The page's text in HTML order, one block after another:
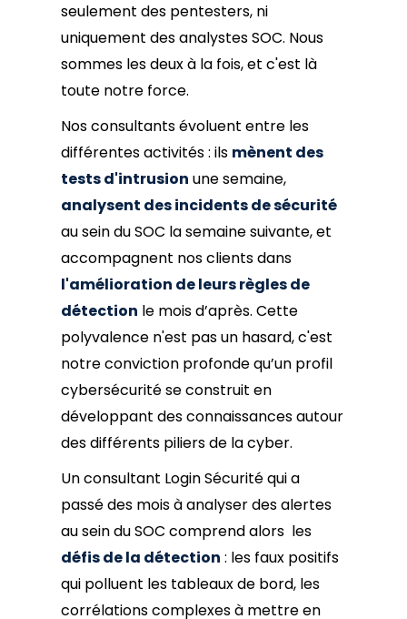
seulement des pentesters, ni
uniquement des analystes SOC. Nous
sommes les deux à la fois, et c'est là
toute notre force.
Nos consultants évoluent entre les
différentes activités : ils mènent des
tests d'intrusion une semaine,
analysent des incidents de sécurité
au sein du SOC la semaine suivante, et
accompagnent nos clients dans
l'amélioration de leurs règles de
détection le mois d’après. Cette
polyvalence n'est pas un hasard, c'est
notre conviction profonde qu’un profil
cybersécurité se construit en
développant des connaissances autour
des différents piliers de la cyber.
Un consultant Login Sécurité qui a
passé des mois à analyser des alertes
au sein du SOC comprend alors les
défis de la détection : les faux positifs
qui polluent les tableaux de bord, les
corrélations complexes à mettre en